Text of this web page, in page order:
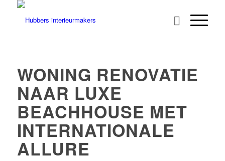
WONING RENOVATIE
NAAR LUXE
BEACHHOUSE MET
INTERNATIONALE
ALLURE